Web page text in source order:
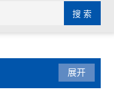
展开